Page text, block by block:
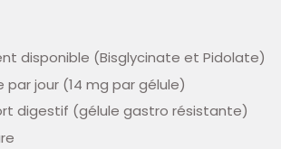
disponible (Bisglycinate et Pidolate)
par jour (14 mg par gélule)
digestif (gélule gastro résistante)